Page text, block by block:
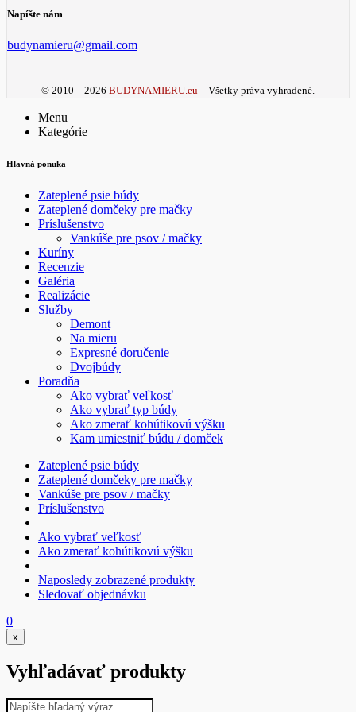
Napíšte nám
budynamieru@gmail.com
© 2010 – 2026 BUDYNAMIERU.eu – Všetky práva vyhradené.
Menu
Kategórie
Hlavná ponuka
Zateplené psie búdy
Zateplené domčeky pre mačky
Príslušenstvo
Vankúše pre psov / mačky
Kuríny
Recenzie
Galéria
Realizácie
Služby
Demont
Na mieru
Expresné doručenie
Dvojbúdy
Poradňa
Ako vybrať veľkosť
Ako vybrať typ búdy
Ako zmerať kohútikovú výšku
Kam umiestniť búdu / domček
Zateplené psie búdy
Zateplené domčeky pre mačky
Vankúše pre psov / mačky
Príslušenstvo
————————————–
Ako vybrať veľkosť
Ako zmerať kohútikovú výšku
————————————–
Naposledy zobrazené produkty
Sledovať objednávku
0
x
Vyhľadávať produkty